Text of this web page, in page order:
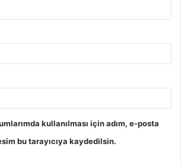
kullanılması için adım, e-posta
bu tarayıcıya kaydedilsin.